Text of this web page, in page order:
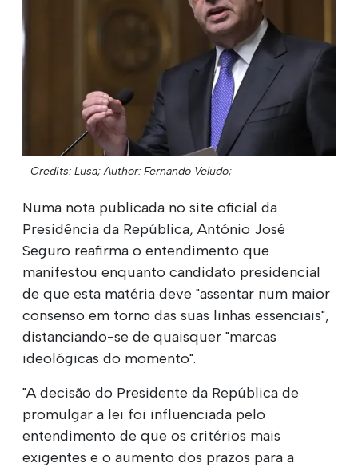
Credits: Lusa; Author: Fernando Veludo;
Numa nota publicada no site oficial da
Presidência da República, António José
Seguro reafirma o entendimento que
manifestou enquanto candidato presidencial
de que esta matéria deve "assentar num maior
consenso em torno das suas linhas essenciais",
distanciando-se de quaisquer "marcas
ideológicas do momento".
"A decisão do Presidente da República de
promulgar a lei foi influenciada pelo
entendimento de que os critérios mais
exigentes e o aumento dos prazos para a